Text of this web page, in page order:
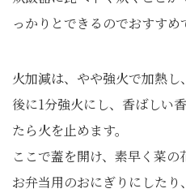
っかりとできるのでおすすめ
火加減は、やや強火で加熱
後に1分強火にし、香ばしい
たら火を止めます。
ここで蓋を開け、素早く菜の
お弁当用のおにぎりにした